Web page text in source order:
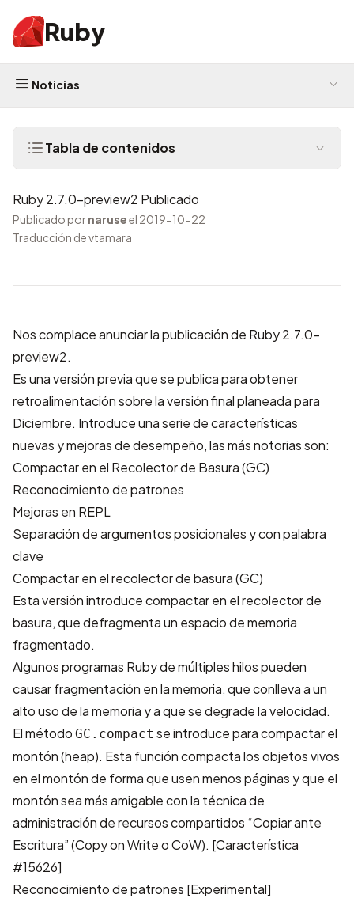
Ruby
Noticias
Tabla de contenidos
Ruby 2.7.0-preview2 Publicado
Publicado pornaruseel 2019-10-22
Traducción de vtamara
Nos complace anunciar la publicación de Ruby 2.7.0-
preview2.
Es una versión previa que se publica para obtener
retroalimentación sobre la versión final planeada para
Diciembre. Introduce una serie de características
nuevas y mejoras de desempeño, las más notorias son:
Compactar en el Recolector de Basura (GC)
Reconocimiento de patrones
Mejoras en REPL
Separación de argumentos posicionales y con palabra
clave
Compactar en el recolector de basura (GC)
Esta versión introduce compactar en el recolector de
basura, que defragmenta un espacio de memoria
fragmentado.
Algunos programas Ruby de múltiples hilos pueden
causar fragmentación en la memoria, que conlleva a un
alto uso de la memoria y a que se degrade la velocidad.
El método GC.compact se introduce para compactar el
montón (heap). Esta función compacta los objetos vivos
en el montón de forma que usen menos páginas y que el
montón sea más amigable con la técnica de
administración de recursos compartidos “Copiar ante
Escritura” (Copy on Write o CoW). [Característica
#15626]
Reconocimiento de patrones [Experimental]